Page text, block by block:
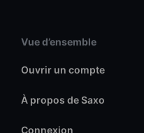
Vue d’ensemble
Ouvrir un compte
À propos de Saxo
Connexion